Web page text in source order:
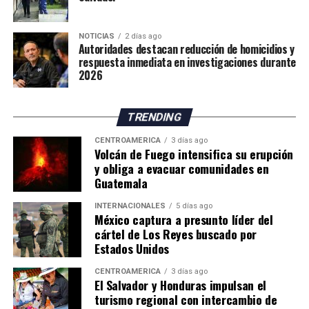
ADVERTISEMENT
El Canal de Panamá conecta los océanos Atlántico y
Pacífico y moviliza entre el 3 % y el 5 % del comercio
marítimo mundial, por lo que el Gobierno considera
estratégica la ampliación de sus fuentes de
abastecimiento hídrico.
Por su parte, el Instituto Nacional de Sismología,
Vulcanología, Meteorología e Hidrología (Insivumeh)
señaló en su más reciente reporte que el volcán
continúa en la fase más intensa de la erupción y advirtió
sobre el incremento de corrientes de material
El organismo científico indicó que el aumento en el
número y tamaño de estos flujos de lava representa
actualmente la principal amenaza para las comunidades
asentadas en las cercanías del volcán, por lo que
mantiene un monitoreo permanente de la actividad.
NOTICIAS 2 días ago
Autoridades destacan reducción de homicidios y
respuesta inmediata en investigaciones durante
2026
TRENDING
CENTROAMÉRICA 3 días ago
Volcán de Fuego intensifica su erupción
y obliga a evacuar comunidades en
Guatemala
INTERNACIONALES 5 días ago
México captura a presunto líder del
cártel de Los Reyes buscado por
Estados Unidos
CENTROAMÉRICA 3 días ago
El Salvador y Honduras impulsan el
turismo regional con intercambio de